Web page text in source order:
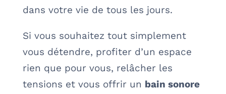
dans votre vie de tous les jours.
Si vous souhaitez tout simplement
vous détendre, profiter d’un espace
rien que pour vous, relâcher les
tensions et vous offrir un bain sonore